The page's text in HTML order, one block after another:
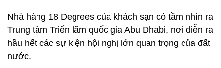
Nhà hàng 18 Degrees của khách sạn có tầm nhìn ra
Trung tâm Triển lãm quốc gia Abu Dhabi, nơi diễn ra
hầu hết các sự kiện hội nghị lớn quan trọng của đất
nước.